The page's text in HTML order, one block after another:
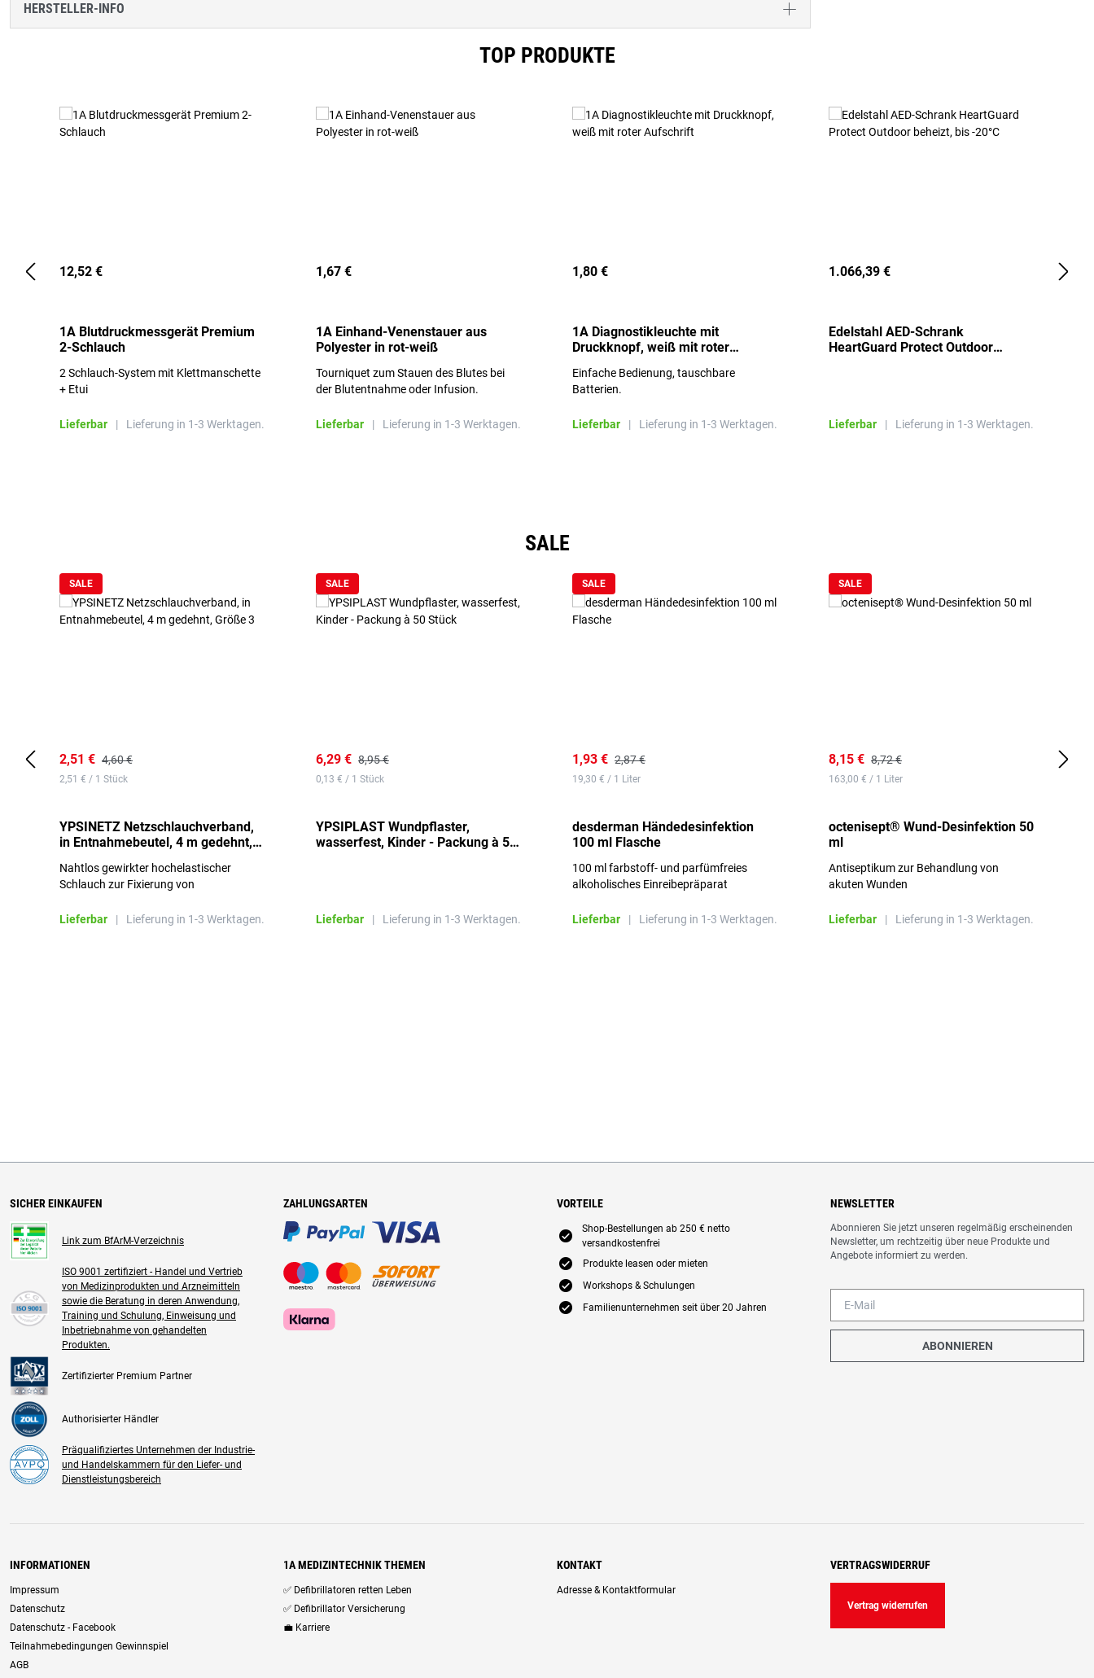
HERSTELLER-INFO
TOP PRODUKTE
12,52 €
1A Blutdruckmessgerät Premium
2-Schlauch
2 Schlauch-System mit Klettmanschette
+ Etui
Lieferbar | Lieferung in 1-3 Werktagen.
1,67 €
1A Einhand-Venenstauer aus
Polyester in rot-weiß
Tourniquet zum Stauen des Blutes bei
der Blutentnahme oder Infusion.
Lieferbar | Lieferung in 1-3 Werktagen.
1,80 €
1A Diagnostikleuchte mit
Druckknopf, weiß mit roter
Einfache Bedienung, tauschbare
Batterien.
Lieferbar | Lieferung in 1-3 Werktagen.
1.066,39 €
Edelstahl AED-Schrank
HeartGuard Protect Outdoor
Lieferbar | Lieferung in 1-3 Werktagen.
SALE
SALE
2,51 € 4,60 €
2,51 € / 1 Stück
YPSINETZ Netzschlauchverband,
in Entnahmebeutel, 4 m gedehnt,
Nahtlos gewirkter hochelastischer
Schlauch zur Fixierung von
Lieferbar
| Lieferung in 1-3 Werktagen.
SALE
6,29 € 8,95 €
0,13 € / 1 Stück
YPSIPLAST Wundpflaster,
wasserfest, Kinder - Packung à 50
Lieferbar | Lieferung in 1-3 Werktagen.
SALE
1,93 € 2,87 €
19,30 € / 1 Liter
desderman Händedesinfektion
100 ml Flasche
100 ml farbstoff- und parfümfreies
alkoholisches Einreibepräparat
Lieferbar | Lieferung in 1-3 Werktagen.
SALE
8,15 € 8,72 €
163,00 € / 1 Liter
octenisept® Wund-Desinfektion 50
ml
Antiseptikum zur Behandlung von
akuten Wunden
Lieferbar | Lieferung in 1-3 Werktagen.
SICHER EINKAUFEN
Link zum BfArM-Verzeichnis
ISO 9001 zertifiziert - Handel und Vertrieb
von Medizinprodukten und Arzneimitteln
sowie die Beratung in deren Anwendung,
Training und Schulung, Einweisung und
Inbetriebnahme von gehandelten
Produkten.
Zertifizierter Premium Partner
Authorisierter Händler
Präqualifiziertes Unternehmen der Industrie-
und Handelskammern für den Liefer- und
Dienstleistungsbereich
ZAHLUNGSARTEN VORTEILE
E
Shop-Bestellungen ab 250 € netto
versandkostenfrei
E Produkte leasen oder mieten
E Workshops & Schulungen
E Familienunternehmen seit über 20 Jahren
NEWSLETTER
Abonnieren Sie jetzt unseren regelmäßig erscheinenden
Newsletter, um rechtzeitig über neue Produkte und
Angebote informiert zu werden.
ABONNIEREN
INFORMATIONEN
Impressum
Datenschutz
Datenschutz - Facebook
Teilnahmebedingungen Gewinnspiel
AGB
1A MEDIZINTECHNIK THEMEN
✅ Defibrillatoren retten Leben
✅ Defibrillator Versicherung
💼 Karriere
KONTAKT
Adresse & Kontaktformular
VERTRAGSWIDERRUF
Vertrag widerrufen